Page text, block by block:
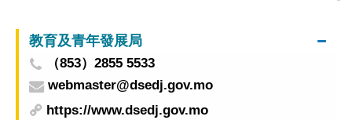
教育及青年發展局
（853）2855 5533
webmaster@dsedj.gov.mo
https://www.dsedj.gov.mo